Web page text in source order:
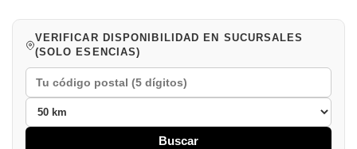
VERIFICAR DISPONIBILIDAD EN SUCURSALES
(SOLO ESENCIAS)
Buscar